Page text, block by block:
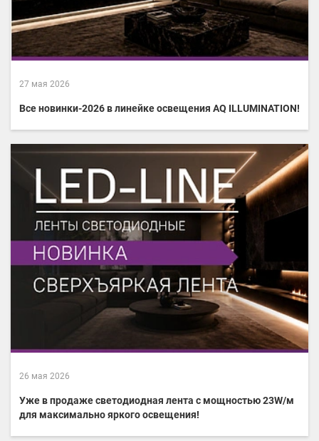
27 мая 2026
Все новинки-2026 в линейке освещения AQ ILLUMINATION!
26 мая 2026
Уже в продаже светодиодная лента с мощностью 23W/м
для максимально яркого освещения!